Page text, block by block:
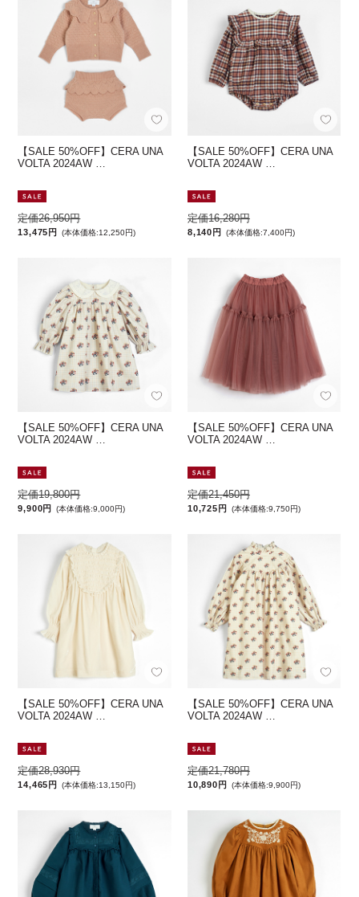
【SALE 50%OFF】CERA UNA
VOLTA 2024AW …
定価26,950円
13,475円 (本体価格:12,250円)
【SALE 50%OFF】CERA UNA
VOLTA 2024AW …
定価16,280円
8,140円 (本体価格:7,400円)
【SALE 50%OFF】CERA UNA
VOLTA 2024AW …
定価19,800円
9,900円 (本体価格:9,000円)
【SALE 50%OFF】CERA UNA
VOLTA 2024AW …
定価21,450円
10,725円 (本体価格:9,750円)
【SALE 50%OFF】CERA UNA
VOLTA 2024AW …
定価28,930円
14,465円 (本体価格:13,150円)
【SALE 50%OFF】CERA UNA
VOLTA 2024AW …
定価21,780円
10,890円 (本体価格:9,900円)